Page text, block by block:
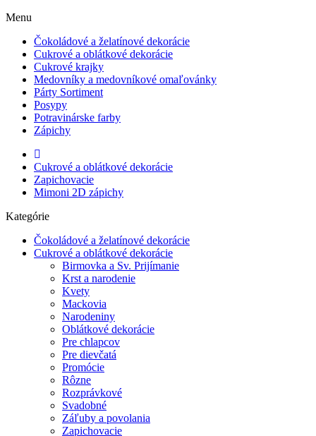
Menu
Čokoládové a želatínové dekorácie
Cukrové a oblátkové dekorácie
Cukrové krajky
Medovníky a medovníkové omaľovánky
Párty Sortiment
Posypy
Potravinárske farby
Zápichy
Cukrové a oblátkové dekorácie
Zapichovacie
Mimoni 2D zápichy
Kategórie
Čokoládové a želatínové dekorácie
Cukrové a oblátkové dekorácie
Birmovka a Sv. Prijímanie
Krst a narodenie
Kvety
Mackovia
Narodeniny
Oblátkové dekorácie
Pre chlapcov
Pre dievčatá
Promócie
Rôzne
Rozprávkové
Svadobné
Záľuby a povolania
Zapichovacie